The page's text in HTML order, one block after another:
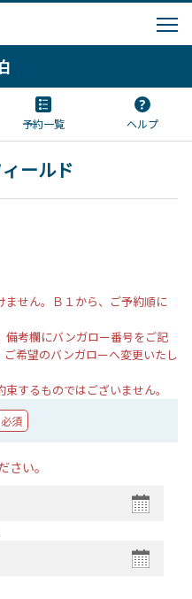
予約一覧 ヘルプ
ールド
ません。Ｂ１から、ご予約順に
備考欄にバンガロー番号をご記
希望のバンガローへ変更いたし
するものではございません。
必須
い。